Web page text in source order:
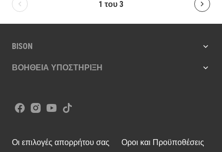
1 του3
Bolton.General.PreviousSlide
BISON
ΒΟΗΘΕΙΑ ΥΠΟΣΤΗΡΙΞΗ
Facebook
Instagram
YoutubeTiktok
Οι επιλογές απορρήτου σας Οροι και Προϋποθέσεις